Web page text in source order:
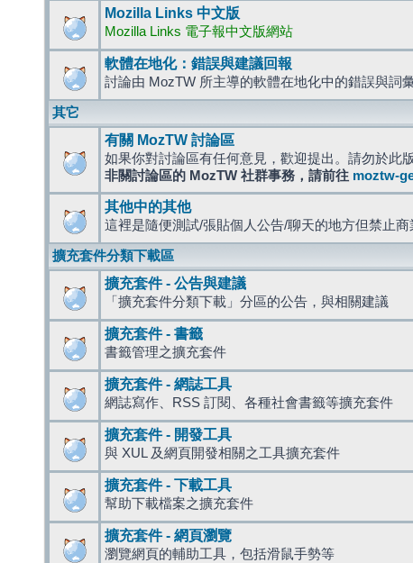
Mozilla Links 中文版
Mozilla Links 電子報中文版網站
軟體在地化：錯誤與建議回報
討論由 MozTW 所主導的軟體在地化中的錯誤與詞
其它
有關 MozTW 討論區
如果你對討論區有任何意見，歡迎提出。請勿於此
非關討論區的 MozTW 社群事務，請前往 moztw-
其他中的其他
這裡是隨便測試/張貼個人公告/聊天的地方但禁止商
擴充套件分類下載區
擴充套件 - 公告與建議
「擴充套件分類下載」分區的公告，與相關建議
擴充套件 - 書籤
書籤管理之擴充套件
擴充套件 - 網誌工具
網誌寫作、RSS 訂閱、各種社會書籤等擴充套件
擴充套件 - 開發工具
與 XUL 及網頁開發相關之工具擴充套件
擴充套件 - 下載工具
幫助下載檔案之擴充套件
擴充套件 - 網頁瀏覽
瀏覽網頁的輔助工具，包括滑鼠手勢等